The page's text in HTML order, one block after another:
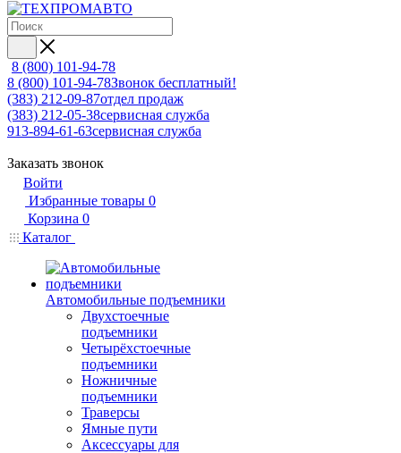
8 (800) 101-94-78
8 (800) 101-94-78Звонок бесплатный!
(383) 212-09-87отдел продаж
(383) 212-05-38сервисная служба
913-894-61-63сервисная служба
Заказать звонок
Войти
Избранные товары 0
Корзина 0
Каталог
Автомобильные подъемники
Двухстоечные
подъемники
Четырёхстоечные
подъемники
Ножничные
подъемники
Траверсы
Ямные пути
Аксессуары для